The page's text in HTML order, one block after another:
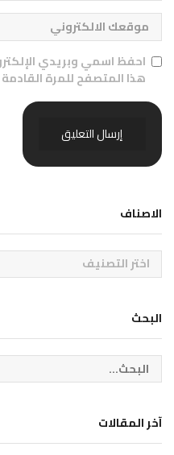
احفظ اسمي وبريدي
هذا المتصفح للمرة
الاصناف
البحث
آخر المقالات